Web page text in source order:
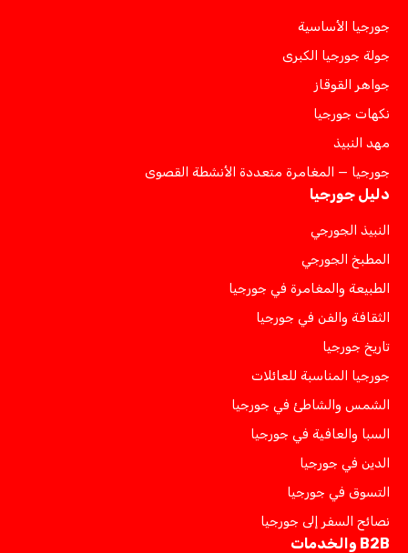
جورجيا الأساسية
جولة جورجيا الكبرى
جواهر القوقاز
نكهات جورجيا
مهد النبيذ
جورجيا — المغامرة متعددة الأنشطة القصوى
دليل جورجيا
النبيذ الجورجي
المطبخ الجورجي
الطبيعة والمغامرة في جورجيا
الثقافة والفن في جورجيا
تاريخ جورجيا
جورجيا المناسبة للعائلات
الشمس والشاطئ في جورجيا
السبا والعافية في جورجيا
الدين في جورجيا
التسوق في جورجيا
نصائح السفر إلى جورجيا
B2B والخدمات